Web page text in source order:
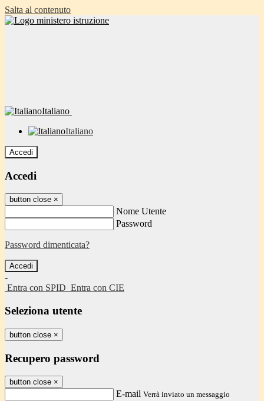
Salta al contenuto
Italiano
Italiano
Accedi
Accedi
button close ×
Nome Utente
Password
Password dimenticata?
-
Entra con SPID Entra con CIE
Seleziona utente
button close ×
Recupero password
button close ×
E-mail Verrà inviato un messaggio